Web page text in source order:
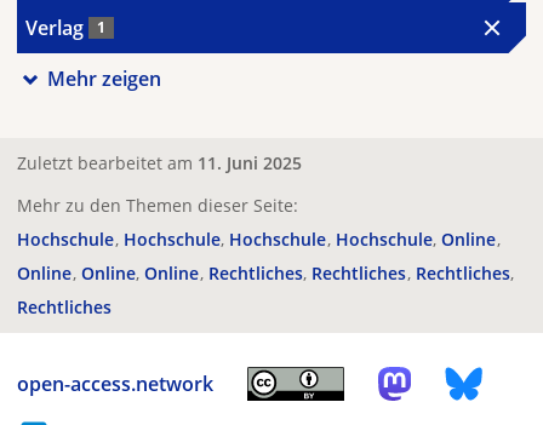
Verlag 1
Mehr zeigen
Zuletzt bearbeitet am 11. Juni 2025
Mehr zu den Themen dieser Seite:
Hochschule Hochschule Hochschule Hochschule Online
Online Online Online Rechtliches Rechtliches Rechtliches
Rechtliches
open-access.network